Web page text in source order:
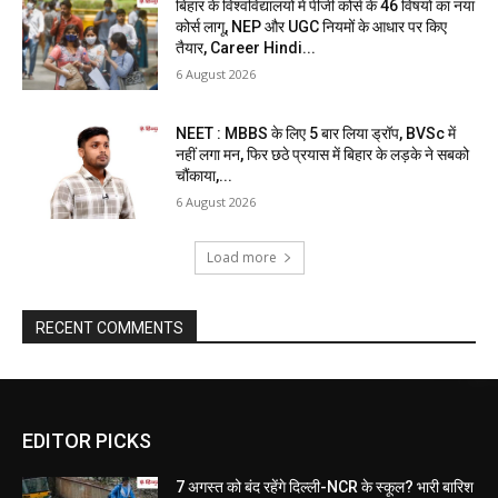
बिहार के विश्वविद्यालयों में पीजी कोर्स के 46 विषयों का नया
कोर्स लागू, NEP और UGC नियमों के आधार पर किए
तैयार, Career Hindi...
6 August 2026
NEET : MBBS के लिए 5 बार लिया ड्रॉप, BVSc में
नहीं लगा मन, फिर छठे प्रयास में बिहार के लड़के ने सबको
चौंकाया,...
6 August 2026
Load more
RECENT COMMENTS
EDITOR PICKS
7 अगस्त को बंद रहेंगे दिल्ली-NCR के स्कूल? भारी बारिश